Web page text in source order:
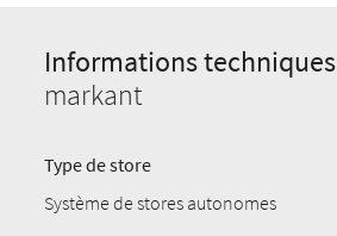
Informations techniques
markant
Type de store
Système de stores autonomes